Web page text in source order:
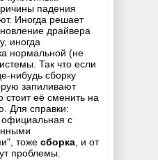
падения
Иногда решает
драйвера
иногда
нормальной (не
Так что если
нибудь сборку
запиливают
стоит её сменить на
Для справки:
с
тоже сборка, и от
проблемы.